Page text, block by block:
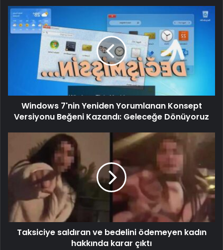
Windows 7'nin Yeniden Yorumlanan Konsept
Versiyonu Beğeni Kazandı: Geleceğe Dönüyoruz
Taksiciye saldıran ve bedelini ödemeyen kadın
hakkında karar çıktı